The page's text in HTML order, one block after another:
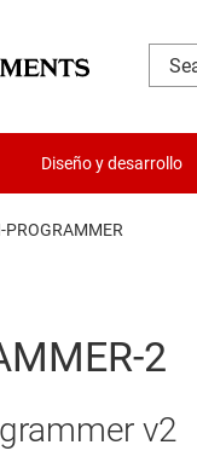
Diseño y desarrollo
PROGRAMMER
2
v2